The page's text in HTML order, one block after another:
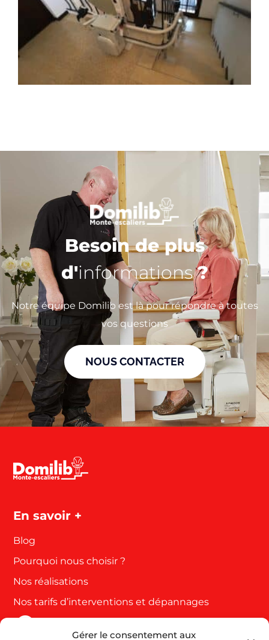
Gérer le consentement aux
Besoin de plus
d'informations?
Notre équipe Domilib est là pour répondre à toutes
vos questions
NOUS CONTACTER
En savoir +
Blog
Pourquoi nous choisir ?
Nos réalisations
Nos tarifs d’interventions et dépannages